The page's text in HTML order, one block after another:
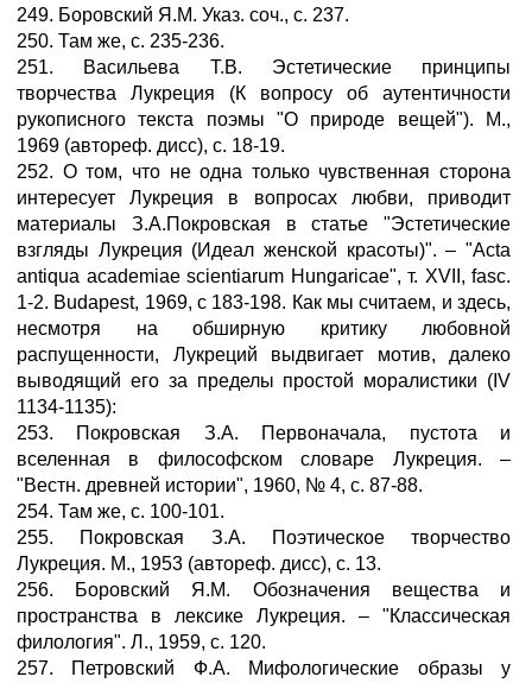
249. Боровский Я.М. Указ. соч., с. 237.
250. Там же, с. 235-236.
251. Васильева Т.В. Эстетические принципы
творчества Лукреция (К вопросу об аутентичности
рукописного текста поэмы "О природе вещей"). М.,
1969 (автореф. дисс), с. 18-19.
252. О том, что не одна только чувственная сторона
интересует Лукреция в вопросах любви, приводит
материалы З.А.Покровская в статье "Эстетические
взгляды Лукреция (Идеал женской красоты)". – "Acta
antiqua academiae scientiarum Hungaricae", т. XVII, fasc.
1-2. Budapest, 1969, с 183-198. Как мы считаем, и здесь,
несмотря на обширную критику любовной
распущенности, Лукреций выдвигает мотив, далеко
выводящий его за пределы простой моралистики (IV
1134-1135):
253. Покровская З.А. Первоначала, пустота и
вселенная в философском словаре Лукреция. –
"Вестн. древней истории", 1960, № 4, с. 87-88.
254. Там же, с. 100-101.
255. Покровская З.А. Поэтическое творчество
Лукреция. М., 1953 (автореф. дисс), с. 13.
256. Боровский Я.М. Обозначения вещества и
пространства в лексике Лукреция. – "Классическая
филология". Л., 1959, с. 120.
257. Петровский Ф.А. Мифологические образы у